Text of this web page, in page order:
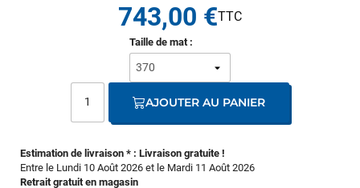
Estimation de livraison * : Livraison gratuite !
Entre le Lundi 10 Août 2026 et le Mardi 11 Août 2026
Retrait gratuit en magasin
Taille de mat :
743,00 €
AJOUTER AU PANIER